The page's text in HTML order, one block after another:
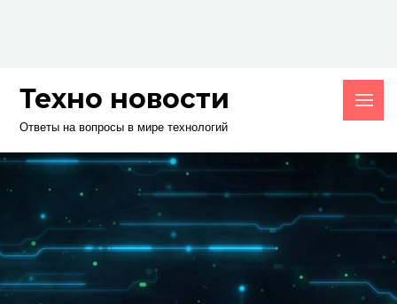
Техно новости
Ответы на вопросы в мире технологий